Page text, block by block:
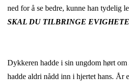
ned for å se bedre, kunne han tydelig
SKAL DU TILBRINGE
Dykkeren hadde i sin ungdom hørt om
hadde aldri nådd inn i hjertet hans. År